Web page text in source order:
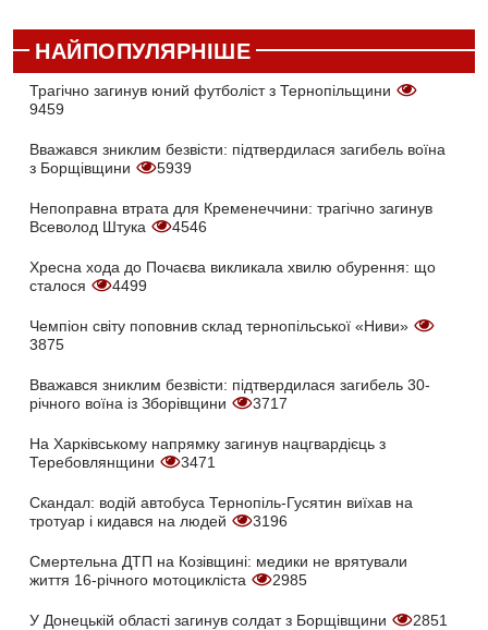
НАЙПОПУЛЯРНІШЕ
Трагічно загинув юний футболіст з Тернопільщини
9459
Вважався зниклим безвісти: підтвердилася загибель воїна
з Борщівщини
5939
Непоправна втрата для Кременеччини: трагічно загинув
Всеволод Штука
4546
Хресна хода до Почаєва викликала хвилю обурення: що
сталося
4499
Чемпіон світу поповнив склад тернопільської «Ниви»
3875
Вважався зниклим безвісти: підтвердилася загибель 30-
річного воїна із Зборівщини
3717
На Харківському напрямку загинув нацгвардієць з
Теребовлянщини
3471
Скандал: водій автобуса Тернопіль-Гусятин виїхав на
тротуар і кидався на людей
3196
Смертельна ДТП на Козівщині: медики не врятували
життя 16-річного мотоцикліста
2985
У Донецькій області загинув солдат з Борщівщини 2851